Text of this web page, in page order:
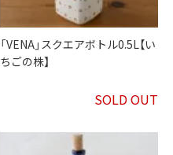
「VENA」スクエアボトル0.5L【い
ちごの株】
SOLD OUT